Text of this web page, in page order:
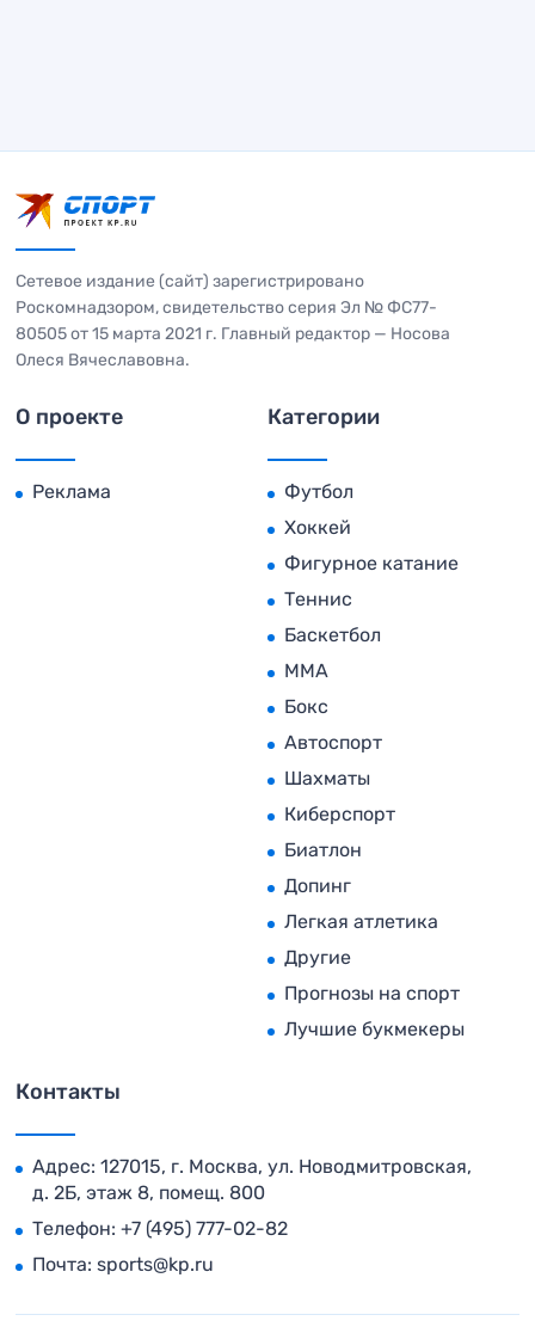
Сетевое издание (сайт) зарегистрировано
Роскомнадзором, свидетельство серия Эл № ФС77-
80505 от 15 марта 2021 г. Главный редактор — Носова
Олеся Вячеславовна.
О проекте
Реклама
Категории
Футбол
Хоккей
Фигурное катание
Теннис
Баскетбол
MMA
Бокс
Автоспорт
Шахматы
Киберспорт
Биатлон
Допинг
Легкая атлетика
Другие
Прогнозы на спорт
Лучшие букмекеры
Контакты
Адрес: 127015, г. Москва, ул. Новодмитровская,
д. 2Б, этаж 8, помещ. 800
Телефон: +7 (495) 777-02-82
Почта: sports@kp.ru